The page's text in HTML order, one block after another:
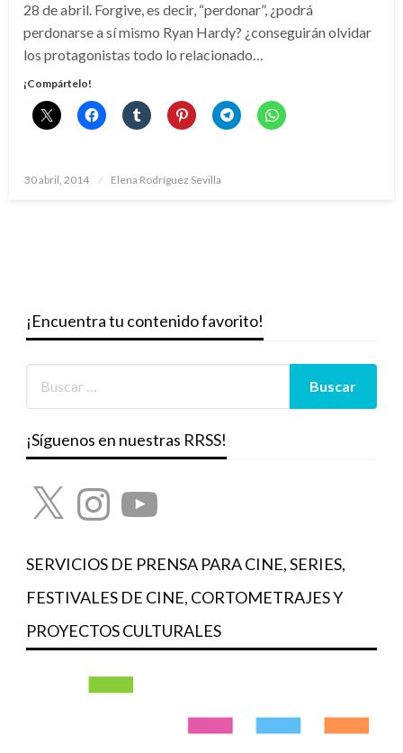
28 de abril. Forgive, es decir, “perdonar”, ¿podrá
perdonarse a sí mismo Ryan Hardy? ¿conseguirán olvidar
los protagonistas todo lo relacionado…
¡Compártelo!
Publicado
30 abril, 2014 Elena Rodríguez Sevilla
¡Encuentra tu contenido favorito!
¡Síguenos en nuestras RRSS!
X InstagramYouTube
SERVICIOS DE PRENSA PARA CINE, SERIES,
FESTIVALES DE CINE, CORTOMETRAJES Y
PROYECTOS CULTURALES